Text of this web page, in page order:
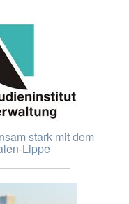
stark mit dem
Lippe